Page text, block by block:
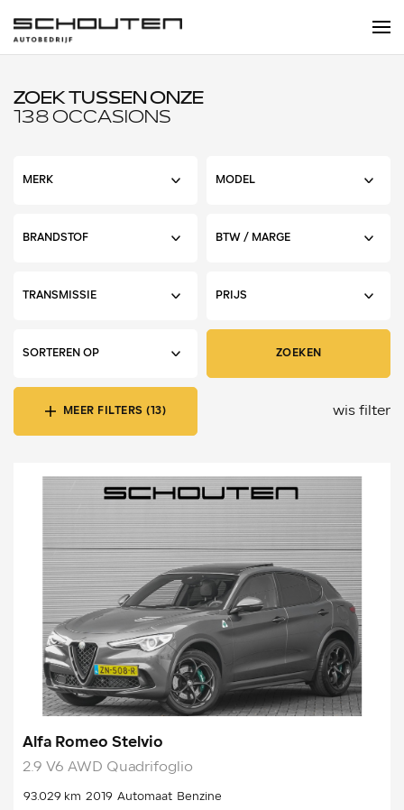
ZOEK TUSSEN ONZE
138 OCCASIONS
ZOEKEN
MEER FILTERS (13) wis filter
Alfa Romeo Stelvio
2.9 V6 AWD Quadrifoglio
93.029 km 2019 Automaat Benzine